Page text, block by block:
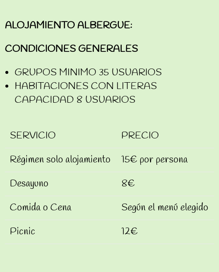
ALOJAMIENTO ALBERGUE:
CONDICIONES GENERALES
GRUPOS MINIMO 35 USUARIOS
HABITACIONES CON LITERAS
CAPACIDAD 8 USUARIOS
SERVICIO
PRECIO
Régimen solo alojamiento
15€ por persona
Desayuno
8€
Comida o Cena
Según el menú elegido
Picnic
12€